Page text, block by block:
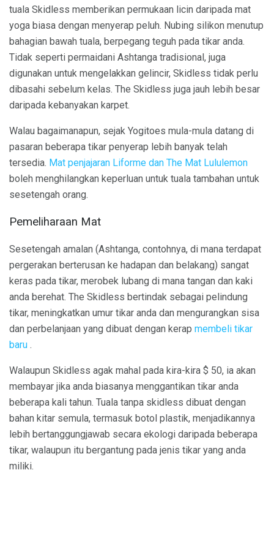
tuala Skidless memberikan permukaan licin daripada mat
yoga biasa dengan menyerap peluh. Nubing silikon menutup
bahagian bawah tuala, berpegang teguh pada tikar anda.
Tidak seperti permaidani Ashtanga tradisional, juga
digunakan untuk mengelakkan gelincir, Skidless tidak perlu
dibasahi sebelum kelas. The Skidless juga jauh lebih besar
daripada kebanyakan karpet.
Walau bagaimanapun, sejak Yogitoes mula-mula datang di
pasaran beberapa tikar penyerap lebih banyak telah
tersedia. Mat penjajaran Liforme dan The Mat Lululemon
boleh menghilangkan keperluan untuk tuala tambahan untuk
sesetengah orang.
Pemeliharaan Mat
Sesetengah amalan (Ashtanga, contohnya, di mana terdapat
pergerakan berterusan ke hadapan dan belakang) sangat
keras pada tikar, merobek lubang di mana tangan dan kaki
anda berehat. The Skidless bertindak sebagai pelindung
tikar, meningkatkan umur tikar anda dan mengurangkan sisa
dan perbelanjaan yang dibuat dengan kerap membeli tikar
baru .
Walaupun Skidless agak mahal pada kira-kira $ 50, ia akan
membayar jika anda biasanya menggantikan tikar anda
beberapa kali tahun. Tuala tanpa skidless dibuat dengan
bahan kitar semula, termasuk botol plastik, menjadikannya
lebih bertanggungjawab secara ekologi daripada beberapa
tikar, walaupun itu bergantung pada jenis tikar yang anda
miliki.